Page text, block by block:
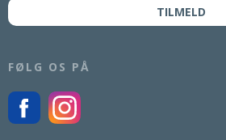
TILMELD
FØLG OS PÅ